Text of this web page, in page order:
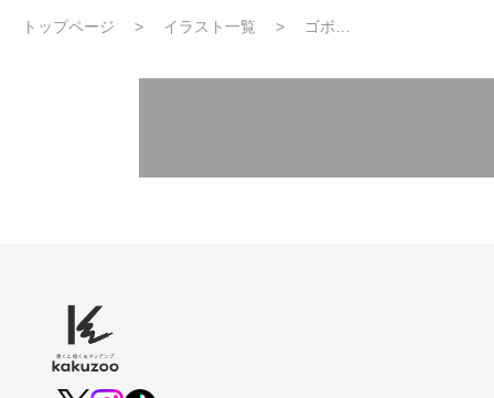
トップページ イラスト一覧 ゴボ…